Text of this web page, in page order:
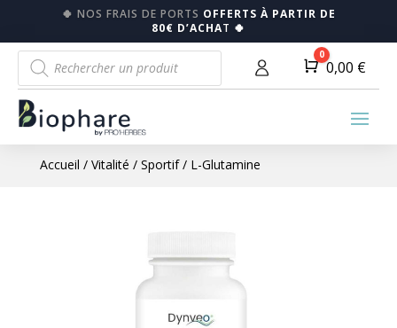
🍀 NOS FRAIS DE PORTS OFFERTS À PARTIR DE
80€ D’ACHAT 🍀
Recherche
de
produits
Panier
0
0,00 €
Accueil / Vitalité / Sportif/ L-Glutamine